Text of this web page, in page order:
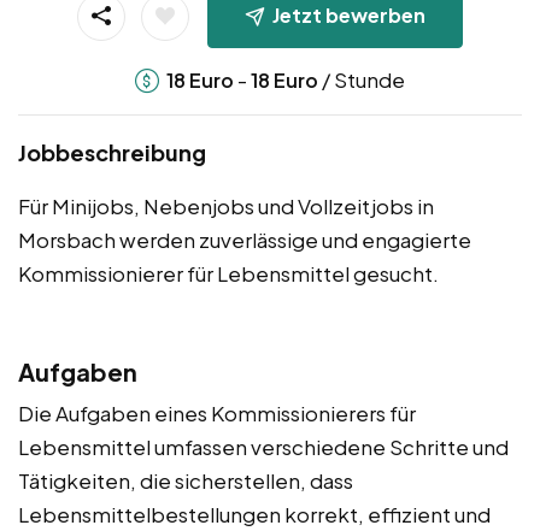
Jetzt bewerben
18 Euro -18 Euro / Stunde
Jobbeschreibung
Für Minijobs, Nebenjobs und Vollzeitjobs in
Morsbach werden zuverlässige und engagierte
Kommissionierer für Lebensmittel gesucht.
Aufgaben
Die Aufgaben eines Kommissionierers für
Lebensmittel umfassen verschiedene Schritte und
Tätigkeiten, die sicherstellen, dass
Lebensmittelbestellungen korrekt, effizient und